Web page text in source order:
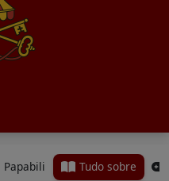
Papabili Tudo sobre